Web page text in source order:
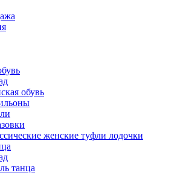
обувь
женские туфли лодочки
танца